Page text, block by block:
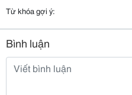
Từ khóa gợi ý:
Bình luận